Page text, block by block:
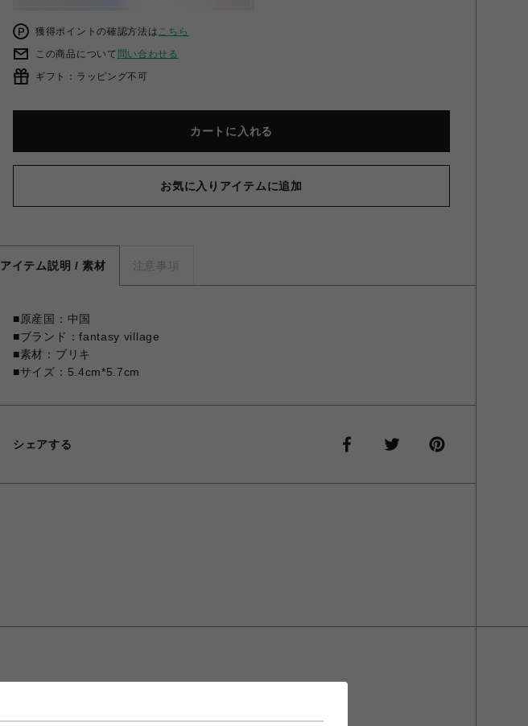
獲得ポイントの確認方法はこちら
この商品について 問い合わせる
ギフト：ラッピング不可
カートに入れる
お気に入りアイテムに追加
アイテム説明 / 素材 注意事項
■原産国：中国
■ブランド：fantasy village
■素材：ブリキ
■サイズ：5.4cm*5.7cm
シェアする